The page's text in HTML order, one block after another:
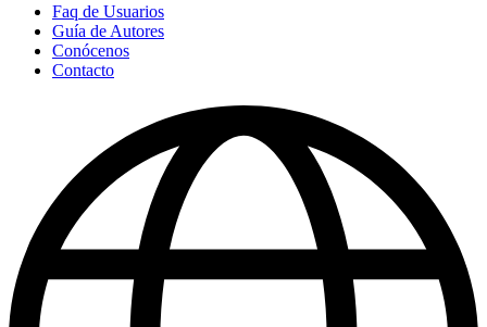
Faq de Usuarios
Guía de Autores
Conócenos
Contacto